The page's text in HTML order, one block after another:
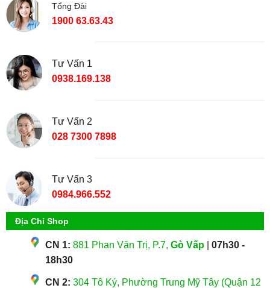
Tổng Đài
1900 63.63.43
Tư Vấn 1
0938.169.138
Tư Vấn 2
028 7300 7898
Tư Vấn 3
0984.966.552
Địa Chỉ Shop
CN 1: 881 Phan Văn Trị, P.7, Gò Vấp| 07h30 -
18h30
CN 2: 304 Tô Ký, Phường Trung Mỹ Tây (Quận 12